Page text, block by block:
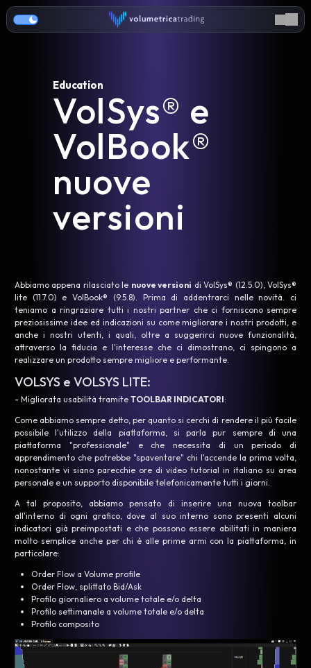
Education
VolSys® e
VolBook®
nuove
versioni
Abbiamo appena rilasciato le nuove versioni di VolSys® (12.5.0), VolSys®
lite (11.7.0) e VolBook® (9.5.8). Prima di addentrarci nelle novità. ci
teniamo a ringraziare tutti i nostri partner che ci forniscono sempre
preziosissime idee ed indicazioni su come migliorare i nostri prodotti, e
anche i nostri utenti, i quali, oltre a suggerirci nuove funzionalità,
attraverso la fiducia e l'interesse che ci dimostrano, ci spingono a
realizzare un prodotto sempre migliore e performante.
VOLSYS e VOLSYS LITE:
- Migliorata usabilità tramite TOOLBAR INDICATORI:
Come abbiamo sempre detto, per quanto si cerchi di rendere il più facile
possibile l'utilizzo della piattaforma, si parla pur sempre di una
piattaforma "professionale" e che necessita di un periodo di
apprendimento che potrebbe "spaventare" chi l'accende la prima volta,
nonostante vi siano parecchie ore di video tutorial in italiano su area
personale e un supporto disponibile telefonicamente tutti i giorni.
A tal proposito, abbiamo pensato di inserire una nuova toolbar
all'interno di ogni grafico, dove al suo interno sono presenti alcuni
indicatori già preimpostati e che possono essere abilitati in maniera
molto semplice anche per chi è alle prime armi con la piattaforma, in
particolare:
Order Flow a Volume profile
Order Flow, splittato Bid/Ask
Profilo giornaliero a volume totale e/o delta
Profilo settimanale a volume totale e/o delta
Profilo composito